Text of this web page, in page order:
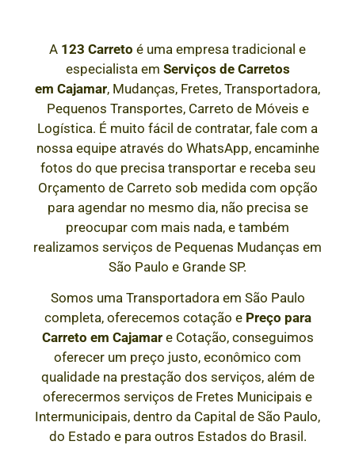
A 123 Carreto é uma empresa tradicional e
especialista em Serviços de Carretos
em Cajamar, Mudanças, Fretes, Transportadora,
Pequenos Transportes, Carreto de Móveis e
Logística. É muito fácil de contratar, fale com a
nossa equipe através do WhatsApp, encaminhe
fotos do que precisa transportar e receba seu
Orçamento de Carreto sob medida com opção
para agendar no mesmo dia, não precisa se
preocupar com mais nada, e também
realizamos serviços de Pequenas Mudanças em
São Paulo e Grande SP.
Somos uma Transportadora em São Paulo
completa, oferecemos cotação e Preço para
Carreto em Cajamare Cotação, conseguimos
oferecer um preço justo, econômico com
qualidade na prestação dos serviços, além de
oferecermos serviços de Fretes Municipais e
Intermunicipais, dentro da Capital de São Paulo,
do Estado e para outros Estados do Brasil.